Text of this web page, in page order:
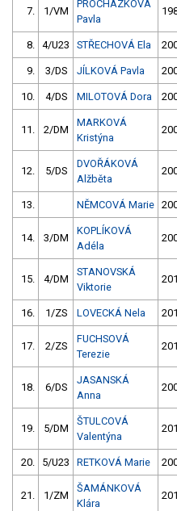
7. 1/VM
PROCHÁZKOVÁ
Pavla
8. 4/U23 STŘECHOVÁ Ela
9. 3/DS JÍLKOVÁ Pavla
10. 4/DS MILOTOVÁ Dora
11. 2/DM
MARKOVÁ
Kristýna
12. 5/DS
DVOŘÁKOVÁ
Alžběta
13. NĚMCOVÁ Marie
14. 3/DM
KOPLÍKOVÁ
Adéla
15. 4/DM
STANOVSKÁ
Viktorie
16. 1/ZS LOVECKÁ Nela
17. 2/ZS
FUCHSOVÁ
Terezie
18. 6/DS
JASANSKÁ
Anna
19. 5/DM
ŠTULCOVÁ
Valentýna
20. 5/U23 RETKOVÁ Marie
21. 1/ZM
ŠAMÁNKOVÁ
Klára